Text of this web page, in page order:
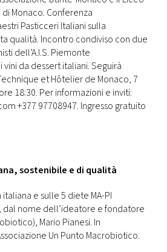
Monaco. Conferenza
Pasticceri Italiani sulla
qualità. Incontro condiviso con due
dell’A.I.S. Piemonte
da dessert italiani. Seguirà
et Hôtelier de Monaco, 7
18:30. Per informazioni e inviti:
+377 97708947. Ingresso gratuito
sostenibile e di qualità
e sulle 5 diete MA-PI
dal nome dell’ideatore e fondatore
Mario Pianesi. In
Un Punto Macrobiotico.